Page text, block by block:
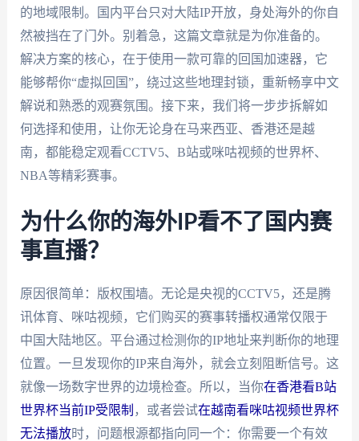
的地域限制。国内平台只对大陆IP开放，身处海外的你自
然被挡在了门外。别着急，这篇文章就是为你准备的。
解决方案的核心，在于使用一款可靠的回国加速器，它
能够帮你“虚拟回国”，绕过这些地理封锁，重新畅享中文
解说和熟悉的观赛氛围。接下来，我们将一步步拆解如
何选择和使用，让你无论身在马来西亚、香港还是越
南，都能稳定观看CCTV5、B站或咪咕视频的世界杯、
NBA等精彩赛事。
为什么你的海外IP看不了国内赛
事直播？
原因很简单：版权围墙。无论是央视的CCTV5，还是腾
讯体育、咪咕视频，它们购买的赛事转播权通常仅限于
中国大陆地区。平台通过检测你的IP地址来判断你的地理
位置。一旦发现你的IP来自海外，就会立刻阻断信号。这
就像一场数字世界的边境检查。所以，当你在香港看B站
世界杯当前IP受限制 ，或者尝试在越南看咪咕视频世界杯
无法播放时，问题根源都指向同一个：你需要一个有效